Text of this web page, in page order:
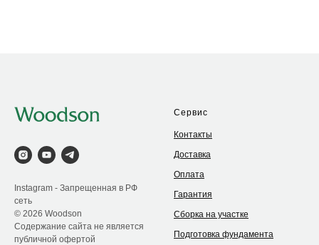
Instagram - Запрещенная в РФ
сеть
© 2026 Woodson
Содержание сайта не является
публичной офертой
Сервис
Контакты
Доставка
Оплата
Гарантия
Сборка на участке
Подготовка фундамента